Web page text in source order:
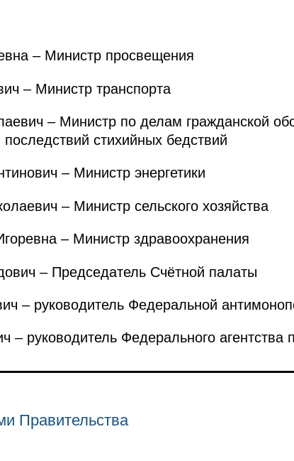
– Министр просвещения
– Министр транспорта
– Министр по делам гражданской
стихийных бедствий
– Министр энергетики
– Министр сельского хозяйства
– Министр здравоохранения
– Председатель Счётной палаты
– руководитель Федеральной
руководитель Федерального агентства
Правительства